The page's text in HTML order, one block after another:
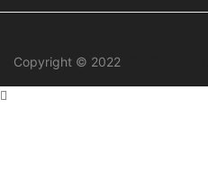
Copyright © 2022